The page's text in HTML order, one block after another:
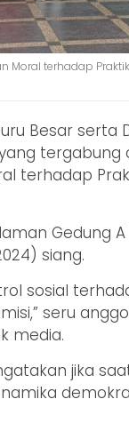
Moral terhadap
Besar serta
tergabung
terhadap
Gedung A
siang.
sosial
seru
media.
jika